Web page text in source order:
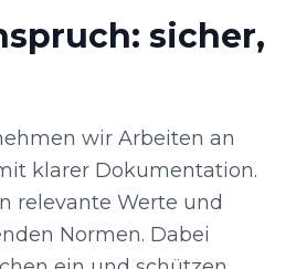
sicher,
wir Arbeiten an
klarer Dokumentation.
relevante Werte und
Normen. Dabei